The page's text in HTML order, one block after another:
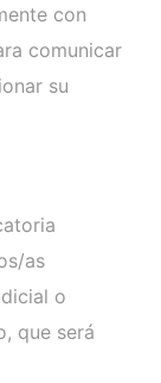
con
comunicar
su
as
o
que será